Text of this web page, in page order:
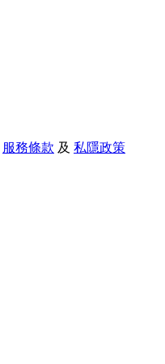
服務條款 及 私隱政策